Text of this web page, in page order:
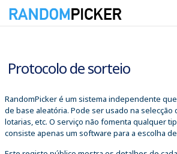
Protocolo de sorteio
RandomPicker é um sistema independente
de base aleatória. Pode ser usado na
lotarias, etc. O serviço não fomenta qualquer
consiste apenas um software para a escolha